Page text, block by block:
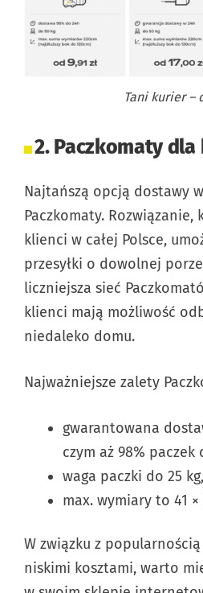
Tani kurier –
2. Paczkomaty dla
Najtańszą opcją dostawy
Paczkomaty.
klienci w całej Polsce,
przesyłki o dowolnej
liczniejsza sieć
klienci mają możliwość
niedaleko domu.
Najważniejsze zalety
gwarantowana
czym aż 98%
waga paczki do 25 kg,
max. wymiary to 41 ×
W związku z
niskimi kosztami, warto